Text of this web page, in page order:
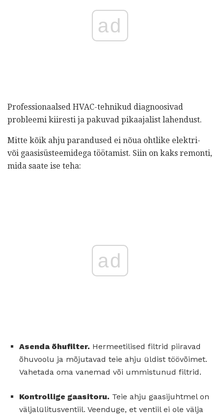
ad
Professionaalsed HVAC-tehnikud diagnoosivad
probleemi kiiresti ja pakuvad pikaajalist lahendust.
Mitte kõik ahju parandused ei nõua ohtlike elektri-
või gaasisüsteemidega töötamist. Siin on kaks remonti,
mida saate ise teha:
ad
Asenda õhufilter. Hermeetilised filtrid piiravad
õhuvoolu ja mõjutavad teie ahju üldist töövõimet.
Vahetada oma vanemad või ummistunud filtrid.
Kontrollige gaasitoru. Teie ahju gaasijuhtmel on
väljalülitusventiil. Veenduge, et ventiil ei ole välja